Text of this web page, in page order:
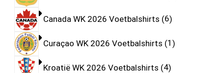
Canada WK 2026 Voetbalshirts 6
Curaçao WK 2026 Voetbalshirts 1
Kroatië WK 2026 Voetbalshirts 4